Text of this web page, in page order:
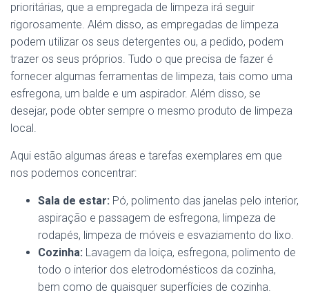
prioritárias, que a empregada de limpeza irá seguir
rigorosamente. Além disso, as empregadas de limpeza
podem utilizar os seus detergentes ou, a pedido, podem
trazer os seus próprios. Tudo o que precisa de fazer é
fornecer algumas ferramentas de limpeza, tais como uma
esfregona, um balde e um aspirador. Além disso, se
desejar, pode obter sempre o mesmo produto de limpeza
local.
Aqui estão algumas áreas e tarefas exemplares em que
nos podemos concentrar:
Sala de estar: Pó, polimento das janelas pelo interior,
aspiração e passagem de esfregona, limpeza de
rodapés, limpeza de móveis e esvaziamento do lixo.
Cozinha: Lavagem da loiça, esfregona, polimento de
todo o interior dos eletrodomésticos da cozinha,
bem como de quaisquer superfícies de cozinha.